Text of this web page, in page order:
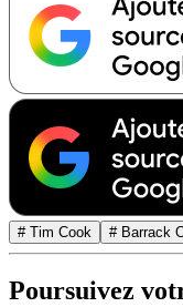
# Tim Cook # Barrack
Poursuivez